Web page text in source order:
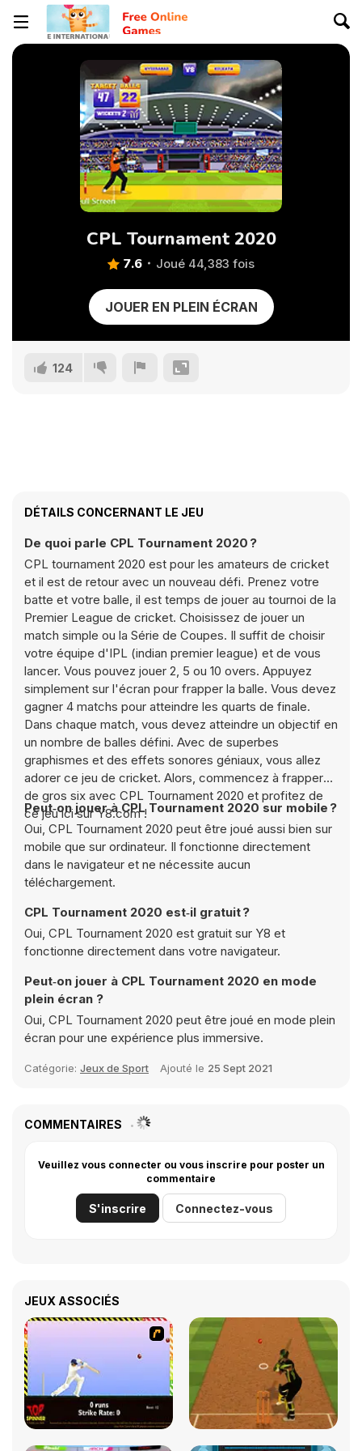
CPL Tournament 2020
7.6 Joué 44,383 fois
JOUER EN PLEIN ÉCRAN
124
DÉTAILS CONCERNANT LE JEU
De quoi parle CPL Tournament 2020 ?
CPL tournament 2020 est pour les amateurs de cricket
et il est de retour avec un nouveau défi. Prenez votre
batte et votre balle, il est temps de jouer au tournoi de la
Premier League de cricket. Choisissez de jouer un
match simple ou la Série de Coupes. Il suffit de choisir
votre équipe d'IPL (indian premier league) et de vous
lancer. Vous pouvez jouer 2, 5 ou 10 overs. Appuyez
simplement sur l'écran pour frapper la balle. Vous devez
gagner 4 matchs pour atteindre les quarts de finale.
Dans chaque match, vous devez atteindre un objectif en
un nombre de balles défini. Avec de superbes
graphismes et des effets sonores géniaux, vous allez
adorer ce jeu de cricket. Alors, commencez à frapper
de gros six avec CPL Tournament 2020 et profitez de
ce jeu ici sur Y8.com !
Peut‑on jouer à CPL Tournament 2020 sur mobile ?
Oui, CPL Tournament 2020 peut être joué aussi bien sur
mobile que sur ordinateur. Il fonctionne directement
dans le navigateur et ne nécessite aucun
téléchargement.
CPL Tournament 2020 est‑il gratuit ?
Oui, CPL Tournament 2020 est gratuit sur Y8 et
fonctionne directement dans votre navigateur.
Peut‑on jouer à CPL Tournament 2020 en mode
plein écran ?
Oui, CPL Tournament 2020 peut être joué en mode plein
écran pour une expérience plus immersive.
Catégorie: Jeux de Sport Ajouté le 25 Sept 2021
COMMENTAIRES
Veuillez vous connecter ou vous inscrire pour poster un
commentaire
S'inscrire Connectez-vous
JEUX ASSOCIÉS